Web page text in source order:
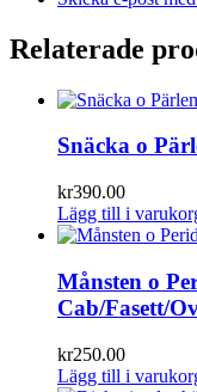
Relaterade
Snäcka o
kr390.00
Lägg till i
Månsten o
Cab/Fasett/
kr250.00
Lägg till i